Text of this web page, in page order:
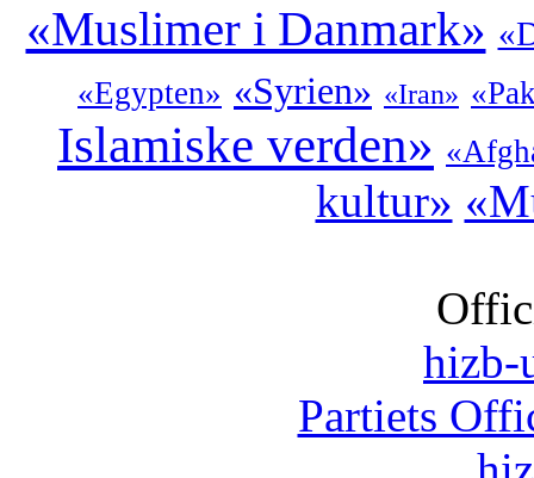
«Muslimer i Danmark»
«Egypten» «Syrien» «Iran»
Islamiske verden»
kultur»
hizb-
Partiets